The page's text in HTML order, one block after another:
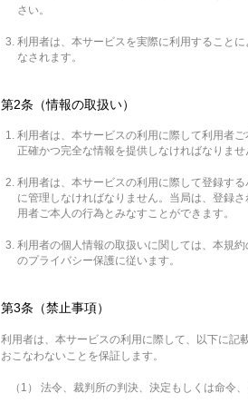
さい。
利用者は、本サービスを実際に利用すること
なされます。
第2条（情報の取扱い）
利用者は、本サービスの利用に際して利用者
正確かつ完全な情報を提供しなければなりませ
利用者は、本サービスの利用に際して登録す
に管理しなければなりません。当局は、登録
用者ご本人の行為とみなすことができます。
利用者の個人情報の取扱いに関しては、本規
のプライバシー保護に従います。
第3条（禁止事項）
利用者は、本サービスの利用に際して、以下に記
おこなわないことを保証します。
（1） 法令、裁判所の判決、決定もしくは命令